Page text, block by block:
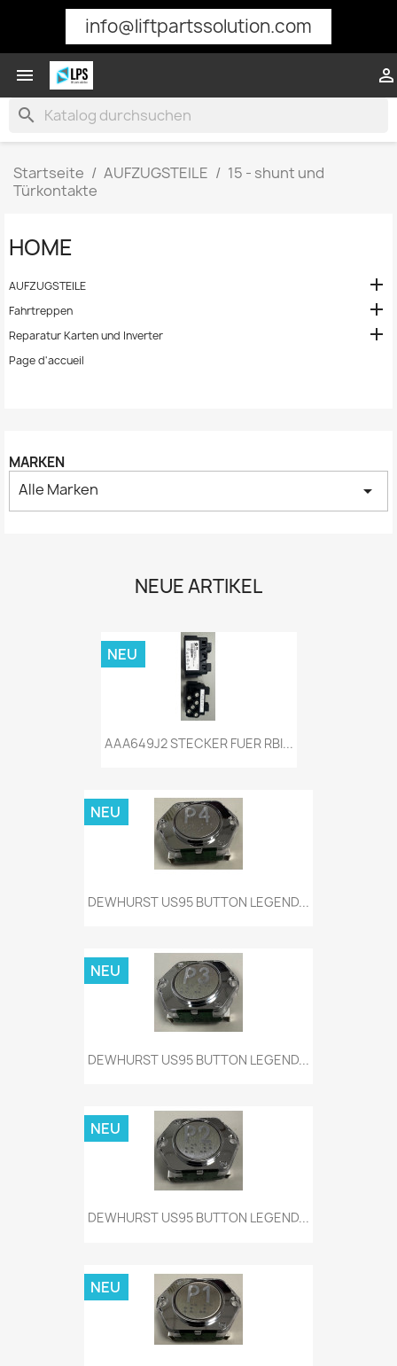
info@liftpartssolution.com


search
Startseite AUFZUGSTEILE
15 - shunt und
Türkontakte
HOME
AUFZUGSTEILE 
Fahrtreppen 
Reparatur Karten und Inverter 
Page d'accueil
MARKEN
Alle Marken arrow_drop_down
NEUE ARTIKEL
AAA649J2 STECKER FUER RBI...
NEU
DEWHURST US95 BUTTON LEGEND...
NEU
DEWHURST US95 BUTTON LEGEND...
NEU
DEWHURST US95 BUTTON LEGEND...
NEU
NEU